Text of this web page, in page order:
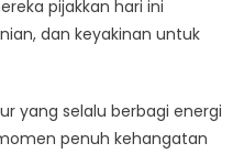
pijakkan hari ini
dan keyakinan untuk
yang selalu berbagi energi
penuh kehangatan